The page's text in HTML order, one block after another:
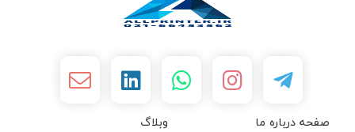
صفحه درباره ما
وبلاگ